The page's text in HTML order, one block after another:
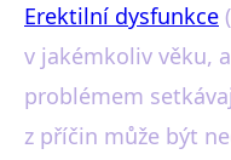
zdraví?
Erektilní dysfunkce
v jakémkoliv věku,
problémem
z příčin může být